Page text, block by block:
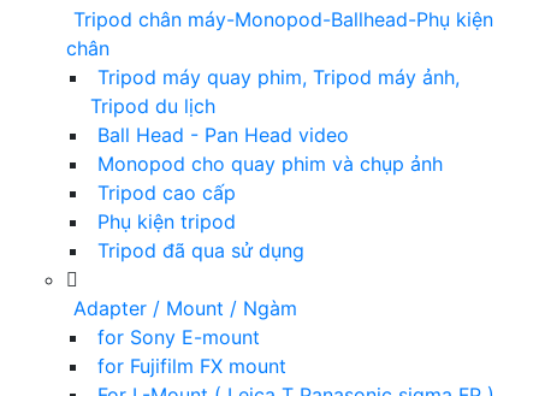
Tripod chân máy-Monopod-Ballhead-Phụ kiện
chân
Tripod máy quay phim, Tripod máy ảnh,
Tripod du lịch
Ball Head - Pan Head video
Monopod cho quay phim và chụp ảnh
Tripod cao cấp
Phụ kiện tripod
Tripod đã qua sử dụng
Adapter / Mount / Ngàm
for Sony E-mount
for Fujifilm FX mount